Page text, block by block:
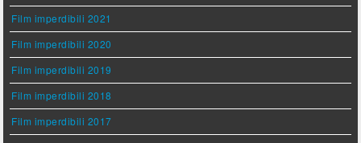
Film imperdibili 2021
Film imperdibili 2020
Film imperdibili 2019
Film imperdibili 2018
Film imperdibili 2017